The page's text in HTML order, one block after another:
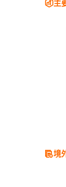
主
境